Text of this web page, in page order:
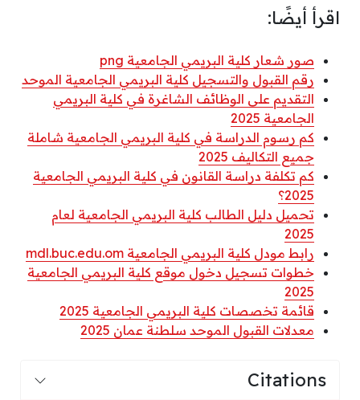
اقرأ أيضًا:
صور شعار كلية البريمي الجامعية png
رقم القبول والتسجيل كلية البريمي الجامعية الموحد
التقديم على الوظائف الشاغرة في كلية البريمي
الجامعية 2025
كم رسوم الدراسة في كلية البريمي الجامعية شاملة
جميع التكاليف 2025
كم تكلفة دراسة القانون في كلية البريمي الجامعية
2025؟
تحميل دليل الطالب كلية البريمي الجامعية لعام
2025
رابط مودل كلية البريمي الجامعية mdl.buc.edu.om
خطوات تسجيل دخول موقع كلية البريمي الجامعية
2025
قائمة تخصصات كلية البريمي الجامعية 2025
معدلات القبول الموحد سلطنة عمان 2025
Citations